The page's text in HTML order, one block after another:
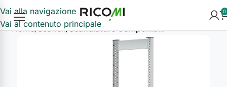
Vai alla navigazione
Vai al contenuto principale
0
Home Scaffali Scaffalature Componibili